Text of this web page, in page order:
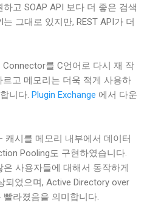
고 SOAP API 보다 더 좋은 검색
그대로 있지만, REST API가 더
를 C언어로 다시 재 작
고 메모리는 더욱 적게 사용하
니다. Plugin Exchange 에서 다운
캐시를 메모리 내부에서 데이터
Pooling도 구현하였습니다.
사용자들에 대해서 동작하게
되었으며, Active Directory over
빨라졌음을 의미합니다.